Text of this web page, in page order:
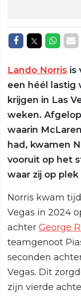
Delen opDelen op
Lando Norris is
een héél lastig
krijgen in Las
weken.
waarin
had, kwamen
vooruit op het
waar zij op
Norris kwam
Vegas in 2024
achter George
teamgenoot
seconden
Vegas. Dit
zijn vierde